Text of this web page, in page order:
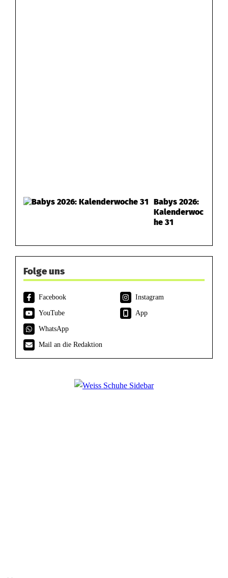
Babys 2026:
Kalenderwoc
he 31
Folge uns
Facebook
Instagram
YouTube
App
WhatsApp
Mail an die Redaktion